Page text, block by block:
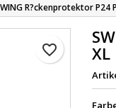
R?ckenprotektor P24
favorite_border
XL